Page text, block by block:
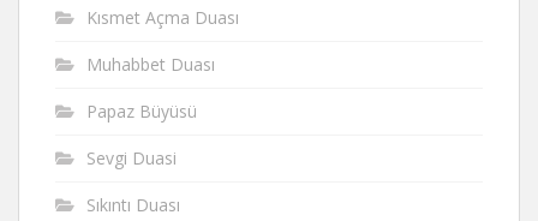
Kısmet Açma Duası
Muhabbet Duası
Papaz Büyüsü
Sevgi Duasi
Sıkıntı Duası